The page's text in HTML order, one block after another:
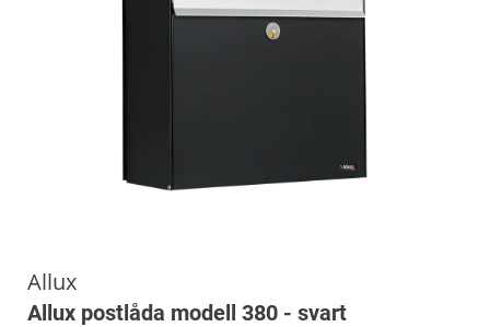
Allux
Allux postlåda modell 380 - svart